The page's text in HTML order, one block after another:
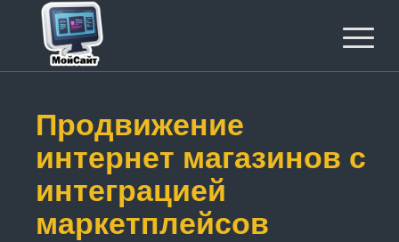
Продвижение
интернет магазинов с
интеграцией
маркетплейсов